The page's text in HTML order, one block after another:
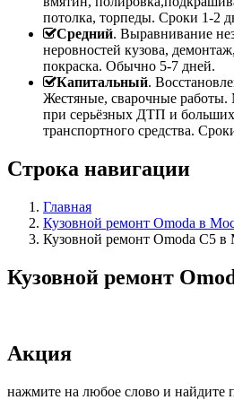
потолка, торпеды. Сроки 1-2
Средний. Выравнивание
неровностей кузова,
покраска. Обычно 5-7 дней.
Капитальный.
Жестяные, сварочные
при серьёзных ДТП и
транспортного средства.
Строка навигации
Главная
Кузовной ремонт Omoda в
Кузовной ремонт Omoda C5 в
Кузовной ремонт
Акция
нажмите на любое слово и найдите